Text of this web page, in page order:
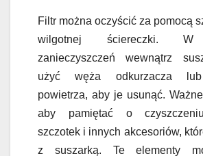
Filtr można oczyścić za pomocą
wilgotnej ściereczki. W
zanieczyszczeń wewnątrz
użyć węża odkurzacza lub
powietrza, aby je usunąć.
aby pamiętać o
szczotek i innych akcesoriów,
z suszarką. Te elementy